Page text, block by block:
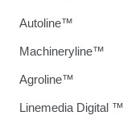
Autoline™
Machineryline™
Agroline™
Linemedia Digital ™